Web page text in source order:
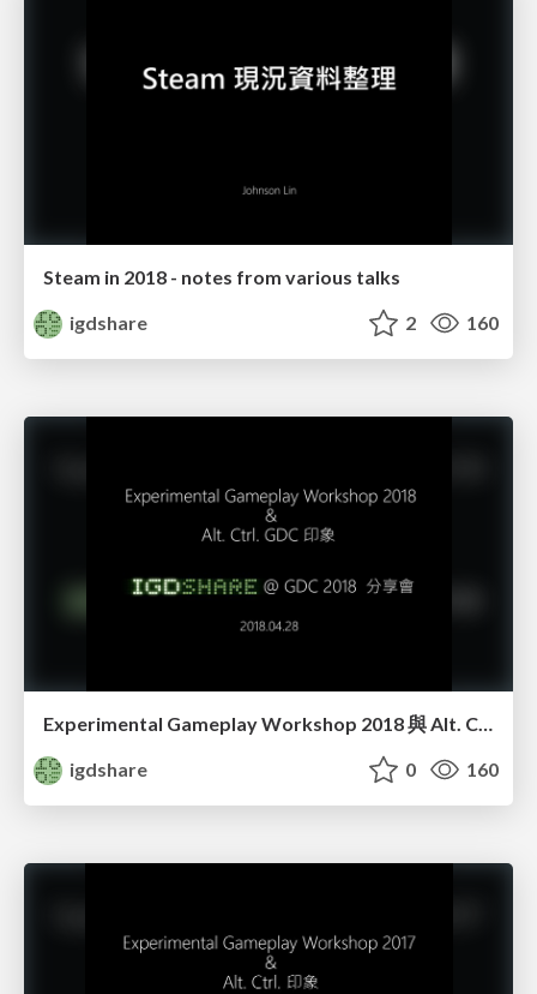
Steam in 2018 - notes from various talks
igdshare
2 160
Experimental Gameplay Workshop 2018 與 Alt. Ctrl. GDC 印象
igdshare
0 160